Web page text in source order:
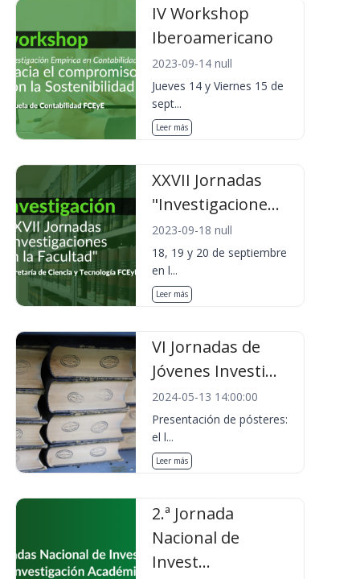
IV Workshop
Iberoamericano
2023-09-14 null
Jueves 14 y Viernes 15 de
sept...
Leer más
XXVII Jornadas
"Investigacione...
2023-09-18 null
18, 19 y 20 de septiembre
en l...
Leer más
VI Jornadas de
Jóvenes Investi...
2024-05-13 14:00:00
Presentación de pósteres:
el l...
Leer más
2.ª Jornada
Nacional de
Invest...